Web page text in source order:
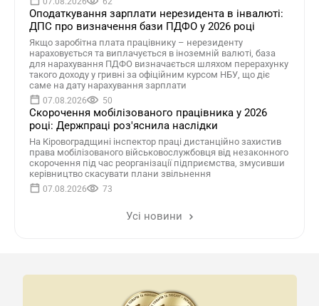
Оподаткування зарплати нерезидента в інвалюті:
ДПС про визначення бази ПДФО у 2026 році
Якщо заробітна плата працівнику – нерезиденту
нараховується та виплачується в іноземній валюті, база
для нарахування ПДФО визначається шляхом перерахунку
такого доходу у гривні за офіційним курсом НБУ, що діє
саме на дату нарахування зарплати
07.08.2026 50
Скорочення мобілізованого працівника у 2026
році: Держпраці роз'яснила наслідки
На Кіровоградщині інспектор праці дистанційно захистив
права мобілізованого військовослужбовця від незаконного
скорочення під час реорганізації підприємства, змусивши
керівництво скасувати плани звільнення
07.08.2026 73
Усі новини